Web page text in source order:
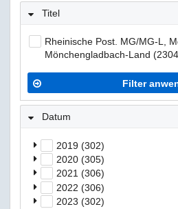
Titel
Rheinische Post. MG/MG-L,
Mönchengladbach-Land
Filter
Datum
2019 (302)
2020 (305)
2021 (306)
2022 (306)
2023 (302)